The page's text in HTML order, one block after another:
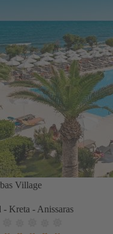
Village
- Kreta - Anissaras